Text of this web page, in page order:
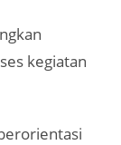
kegiatan